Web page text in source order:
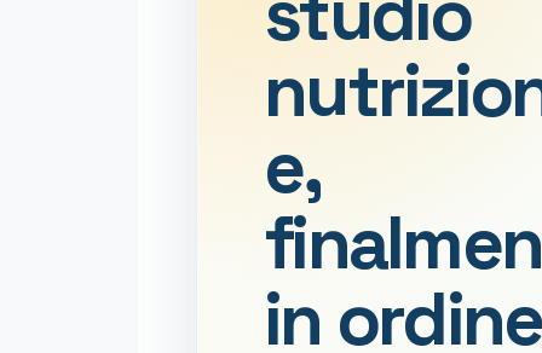
e,
in